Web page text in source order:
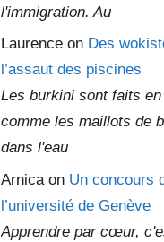
l'immigration. Au
Laurence on Des
l’assaut des piscines
Les burkini sont faits
comme les maillots de
dans l'eau
Arnica on Un concours
l’université de Genève
Apprendre par cœur,